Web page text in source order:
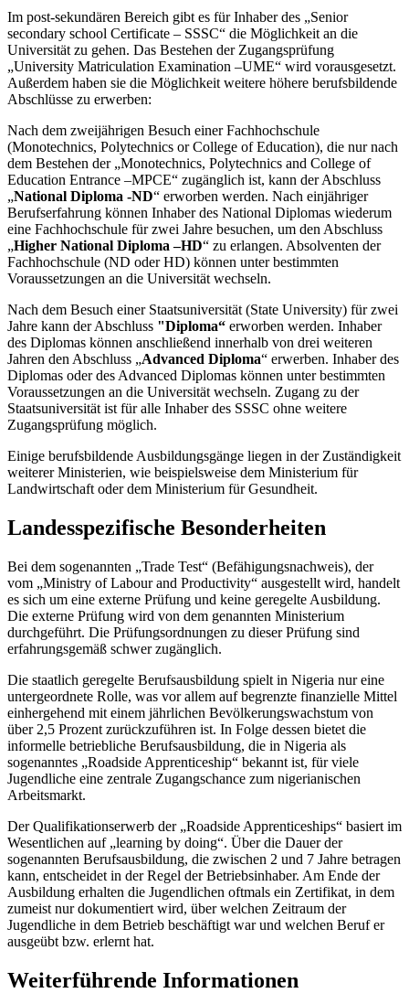
Im post-sekundären Bereich gibt es für Inhaber des „Senior
secondary school Certificate – SSSC“ die Möglichkeit an die
Universität zu gehen. Das Bestehen der Zugangsprüfung
„University Matriculation Examination –UME“ wird vorausgesetzt.
Außerdem haben sie die Möglichkeit weitere höhere berufsbildende
Abschlüsse zu erwerben:
Nach dem zweijährigen Besuch einer Fachhochschule
(Monotechnics, Polytechnics or College of Education), die nur nach
dem Bestehen der „Monotechnics, Polytechnics and College of
Education Entrance –MPCE“ zugänglich ist, kann der Abschluss
„National Diploma -ND“ erworben werden. Nach einjähriger
Berufserfahrung können Inhaber des National Diplomas wiederum
eine Fachhochschule für zwei Jahre besuchen, um den Abschluss
„Higher National Diploma –HD“ zu erlangen. Absolventen der
Fachhochschule (ND oder HD) können unter bestimmten
Voraussetzungen an die Universität wechseln.
Nach dem Besuch einer Staatsuniversität (State University) für zwei
Jahre kann der Abschluss "Diploma“ erworben werden. Inhaber
des Diplomas können anschließend innerhalb von drei weiteren
Jahren den Abschluss „Advanced Diploma“ erwerben. Inhaber des
Diplomas oder des Advanced Diplomas können unter bestimmten
Voraussetzungen an die Universität wechseln. Zugang zu der
Staatsuniversität ist für alle Inhaber des SSSC ohne weitere
Zugangsprüfung möglich.
Einige berufsbildende Ausbildungsgänge liegen in der Zuständigkeit
weiterer Ministerien, wie beispielsweise dem Ministerium für
Landwirtschaft oder dem Ministerium für Gesundheit.
Landesspezifische Besonderheiten
Bei dem sogenannten „Trade Test“ (Befähigungsnachweis), der
vom „Ministry of Labour and Productivity“ ausgestellt wird, handelt
es sich um eine externe Prüfung und keine geregelte Ausbildung.
Die externe Prüfung wird von dem genannten Ministerium
durchgeführt. Die Prüfungsordnungen zu dieser Prüfung sind
erfahrungsgemäß schwer zugänglich.
Die staatlich geregelte Berufsausbildung spielt in Nigeria nur eine
untergeordnete Rolle, was vor allem auf begrenzte finanzielle Mittel
einhergehend mit einem jährlichen Bevölkerungswachstum von
über 2,5 Prozent zurückzuführen ist. In Folge dessen bietet die
informelle betriebliche Berufsausbildung, die in Nigeria als
sogenanntes „Roadside Apprenticeship“ bekannt ist, für viele
Jugendliche eine zentrale Zugangschance zum nigerianischen
Arbeitsmarkt.
Der Qualifikationserwerb der „Roadside Apprenticeships“ basiert im
Wesentlichen auf „learning by doing“. Über die Dauer der
sogenannten Berufsausbildung, die zwischen 2 und 7 Jahre betragen
kann, entscheidet in der Regel der Betriebsinhaber. Am Ende der
Ausbildung erhalten die Jugendlichen oftmals ein Zertifikat, in dem
zumeist nur dokumentiert wird, über welchen Zeitraum der
Jugendliche in dem Betrieb beschäftigt war und welchen Beruf er
ausgeübt bzw. erlernt hat.
Weiterführende Informationen